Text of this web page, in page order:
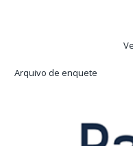
Arquivo de enquete